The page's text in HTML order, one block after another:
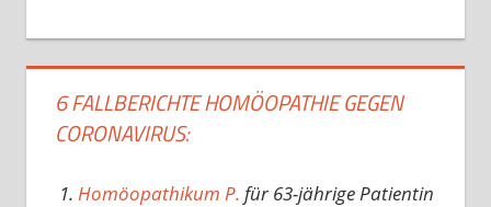
6 FALLBERICHTE HOMÖOPATHIE GEGEN
CORONAVIRUS:
Homöopathikum P. für 63-jährige Patientin